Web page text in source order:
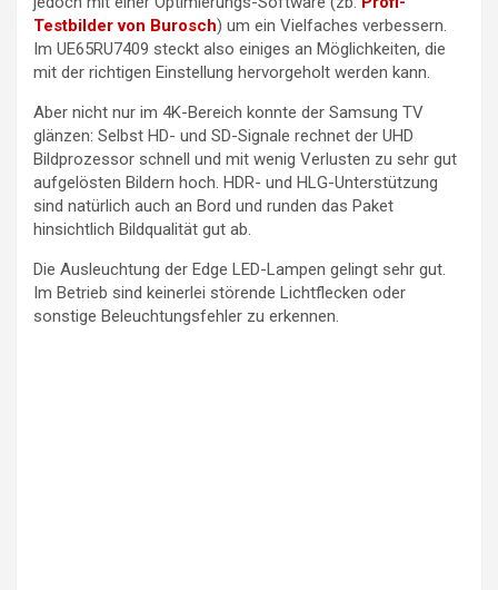
Testbilder von Burosch) um ein Vielfaches verbessern.
Im UE65RU7409 steckt also einiges an Möglichkeiten, die
mit der richtigen Einstellung hervorgeholt werden kann.
Aber nicht nur im 4K-Bereich konnte der Samsung TV
glänzen: Selbst HD- und SD-Signale rechnet der UHD
Bildprozessor schnell und mit wenig Verlusten zu sehr gut
aufgelösten Bildern hoch. HDR- und HLG-Unterstützung
sind natürlich auch an Bord und runden das Paket
hinsichtlich Bildqualität gut ab.
Die Ausleuchtung der Edge LED-Lampen gelingt sehr gut.
Im Betrieb sind keinerlei störende Lichtflecken oder
sonstige Beleuchtungsfehler zu erkennen.